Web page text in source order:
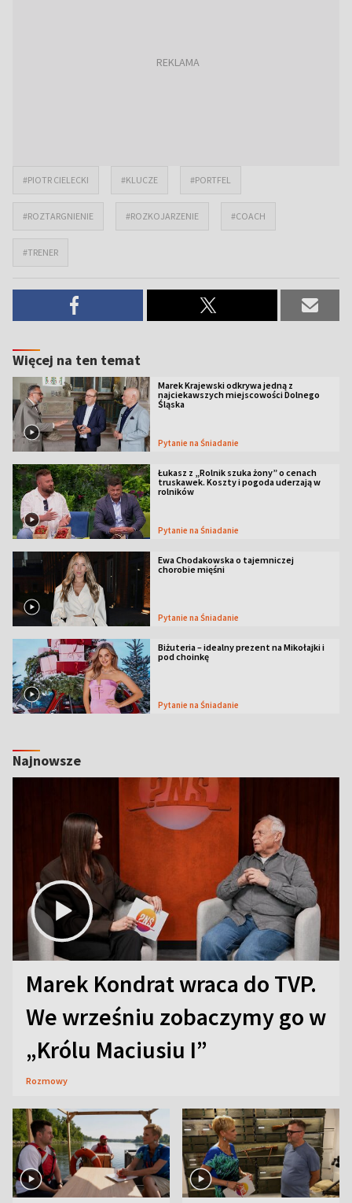
#PIOTR CIELECKI #KLUCZE #PORTFEL
#ROZTARGNIENIE #ROZKOJARZENIE #COACH
#TRENER
Więcej na ten temat
Marek Krajewski odkrywa jedną z
najciekawszych miejscowości Dolnego
Śląska
Pytanie na Śniadanie
Łukasz z „Rolnik szuka żony” o cenach
truskawek. Koszty i pogoda uderzają w
rolników
Pytanie na Śniadanie
Ewa Chodakowska o tajemniczej
chorobie mięśni
Pytanie na Śniadanie
Biżuteria – idealny prezent na Mikołajki i
pod choinkę
Pytanie na Śniadanie
Najnowsze
Marek Kondrat wraca do TVP.
We wrześniu zobaczymy go w
„Królu Maciusiu I”
Rozmowy